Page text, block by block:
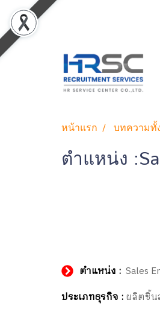
หน้าแรก บทความทั้
ตำแหน่ง
ตำแหน่ง : Sales
ประเภทธุรกิจ : ผลิตชิ้น